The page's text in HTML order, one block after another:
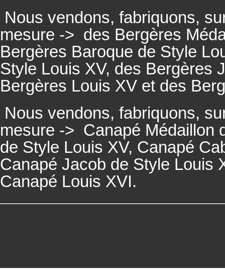
Nous vendons, fabriquons,
mesure -> des Bergères
Bergères Baroque de Style
Style Louis XV, des Bergères
Bergères Louis XV et des
Nous vendons, fabriquons,
mesure -> Canapé Médaillon
de Style Louis XV, Canapé
Canapé Jacob de Style Louis
Canapé Louis XVI.